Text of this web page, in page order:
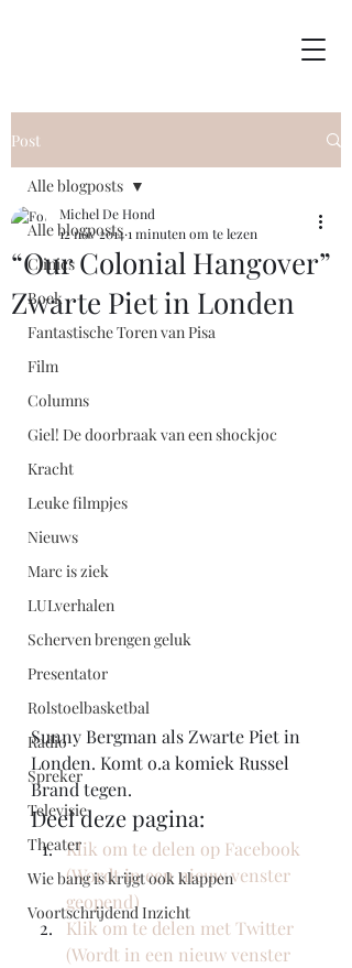
Post
Alle blogposts
Clinics
Boek
Fantastische Toren van Pisa
Film
Columns
Giel! De doorbraak van een shockjoc
Kracht
Leuke filmpjes
Nieuws
Marc is ziek
LULverhalen
Scherven brengen geluk
Presentator
Rolstoelbasketbal
Radio
Spreker
Televisie
Theater
Wie bang is krijgt ook klappen
Voortschrijdend Inzicht
Alle blogposts
“Our Colonial Hangover”
Zwarte Piet in Londen
Michel De Hond
12 nov 20141 minuten om te lezen
Sunny Bergman als Zwarte Piet in
Londen. Komt o.a komiek Russel
Brand tegen.
Deel deze pagina:
Klik om te delen op Facebook
(Wordt in een nieuw venster
geopend)
Klik om te delen met Twitter
(Wordt in een nieuw venster